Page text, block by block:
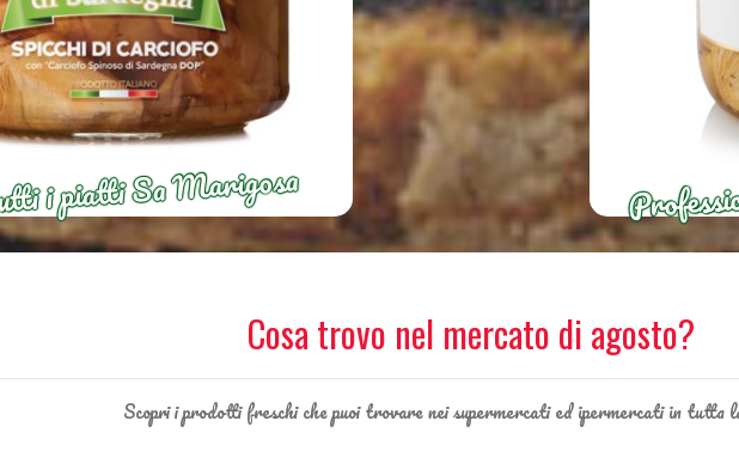
i piatti Sa Marigosa
Cosa trovo nel mercato di agosto?
Scopri i prodotti freschi che puoi trovare nei supermercati ed ipermercati in tutta